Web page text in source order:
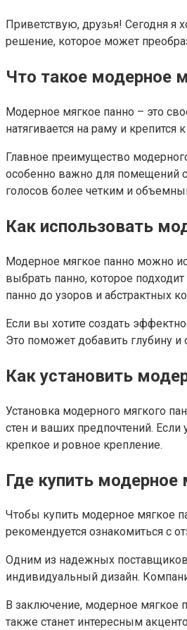
Приветствую, друзья! Сегодня я
решение, которое может
Что такое модерное
Модерное мягкое панно – это
натягивается на раму и
Главное преимущество
особенно важно для помещений
голосов более четким и
Как использовать
Модерное мягкое панно можно
выбрать панно, которое
панно до узоров и абстрактных
Если вы хотите создать
Это поможет добавить глубину и
Как установить
Установка модерного мягкого
стен и ваших предпочтений.
крепкое и ровное крепление.
Где купить модерное
Чтобы купить модерное мягкое
рекомендуется ознакомиться с
Одним из надежных поставщиков
индивидуальный дизайн.
В заключение, модерное мягкое
также станет интересным